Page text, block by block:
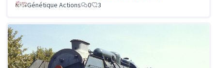
Génétique Actions 0 3